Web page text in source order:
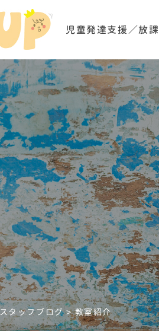
児童発達支援／放
スタッフブログ>教室紹介